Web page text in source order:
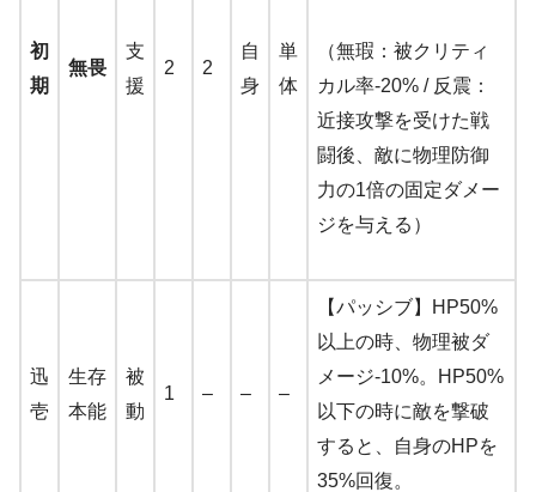
初
期
無畏
支
援
2 2
自
身
単
体
（無瑕：被クリティ
カル率-20% / 反震：
近接攻撃を受けた戦
闘後、敵に物理防御
力の1倍の固定ダメー
ジを与える）
迅
壱
生存
本能
被
動
1 – – –
【パッシブ】HP50%
以上の時、物理被ダ
メージ-10%。HP50%
以下の時に敵を撃破
すると、自身のHPを
35%回復。